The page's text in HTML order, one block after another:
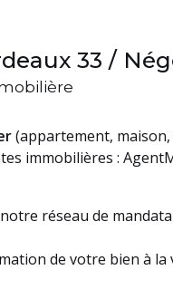
33 /
(appartement, maison,
immobilières :
réseau de
de votre bien à la